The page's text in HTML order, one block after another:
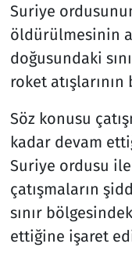
Suriye
öldürülmesinin
doğusundaki
roket atışlarının
Söz konusu
kadar devam
Suriye ordusu
çatışmaların
sınır
ettiğine işaret
Spor
Teknoloji ve
Televizyon